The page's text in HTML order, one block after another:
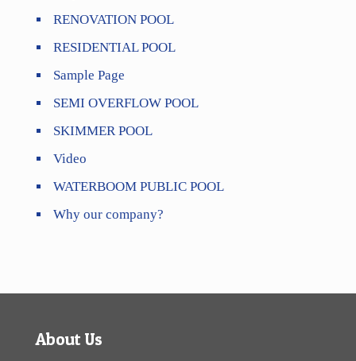
RENOVATION POOL
RESIDENTIAL POOL
Sample Page
SEMI OVERFLOW POOL
SKIMMER POOL
Video
WATERBOOM PUBLIC POOL
Why our company?
About Us